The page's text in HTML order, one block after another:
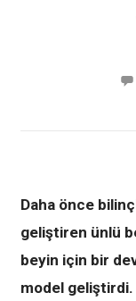
Daha önce
geliştiren ünlü
beyin için bir
model geliştirdi.